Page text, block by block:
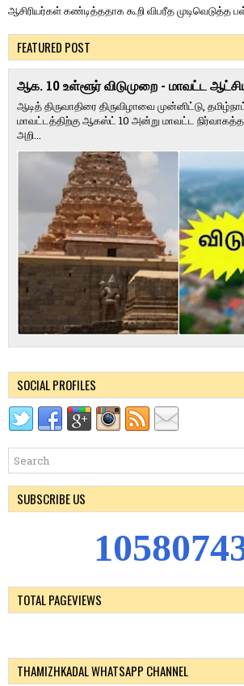
ஆசிரியர்கள் கண்டித்ததாக கூறி விபரீத முடிவெடுத்த
FEATURED POST
ஆக. 10 உள்ளூர் விடுமுறை - மாவட்ட
ஆடித் திருவாதிரை திருவிழாவை முன்னிட்டு,
மாவட்டத்திற்கு ஆகஸ்ட் 10 அன்று மாவட்ட
அறி...
SOCIAL PROFILES
SUBSCRIBE US
1058074
TOTAL PAGEVIEWS
THAMIZHKADAL WHATSAPP CHANNEL